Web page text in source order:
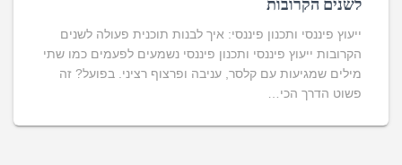
ייעוץ פיננסי ותכנון פיננסי: איך לבנות תוכנית פעולה לשנים
הקרובות ייעוץ פיננסי ותכנון פיננסי נשמעים לפעמים כמו שתי
מילים שמגיעות עם קלסר, עניבה ופרצוף רציני. בפועל? זה
פשוט הדרך הכי…